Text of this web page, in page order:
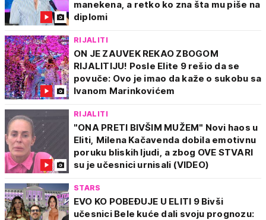
manekena, a retko ko zna šta mu piše na
diplomi
RIJALITI
ON JE ZAUVEK REKAO ZBOGOM
RIJALITIJU! Posle Elite 9 rešio da se
povuče: Ovo je imao da kaže o sukobu sa
Ivanom Marinkovićem
RIJALITI
"ONA PRETI BIVŠIM MUŽEM" Novi haos u
Eliti, Milena Kačavenda dobila emotivnu
poruku bliskih ljudi, a zbog OVE STVARI
su je učesnici urnisali (VIDEO)
STARS
EVO KO POBEĐUJE U ELITI 9 Bivši
učesnici Bele kuće dali svoju prognozu: